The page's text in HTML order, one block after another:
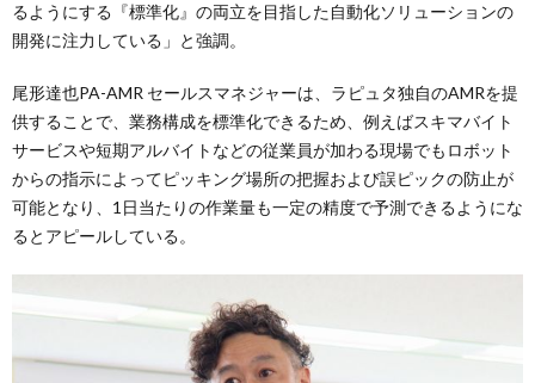
るようにする『標準化』の両立を目指した自動化ソリューションの
開発に注力している」と強調。
尾形達也PA-AMR セールスマネジャーは、ラピュタ独自のAMRを提
供することで、業務構成を標準化できるため、例えばスキマバイト
サービスや短期アルバイトなどの従業員が加わる現場でもロボット
からの指示によってピッキング場所の把握および誤ピックの防止が
可能となり、1日当たりの作業量も一定の精度で予測できるようにな
るとアピールしている。